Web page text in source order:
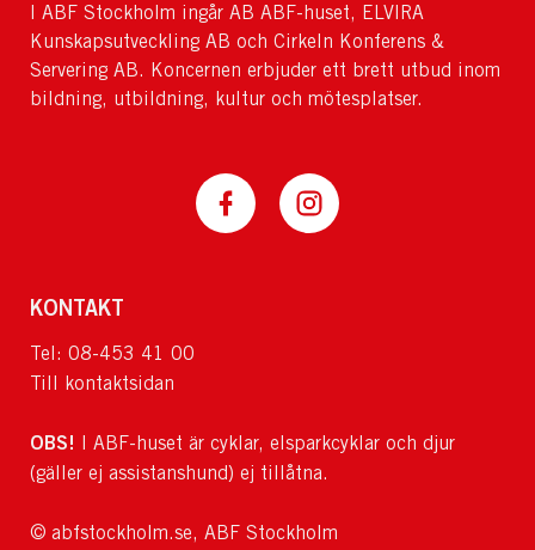
I ABF Stockholm ingår AB ABF-huset, ELVIRA
Kunskapsutveckling AB och Cirkeln Konferens &
Servering AB. Koncernen erbjuder ett brett utbud inom
bildning, utbildning, kultur och mötesplatser.
KONTAKT
Tel: 08-453 41 00
Till kontaktsidan
OBS! I ABF-huset är cyklar, elsparkcyklar och djur
(gäller ej assistanshund) ej tillåtna.
© abfstockholm.se, ABF Stockholm